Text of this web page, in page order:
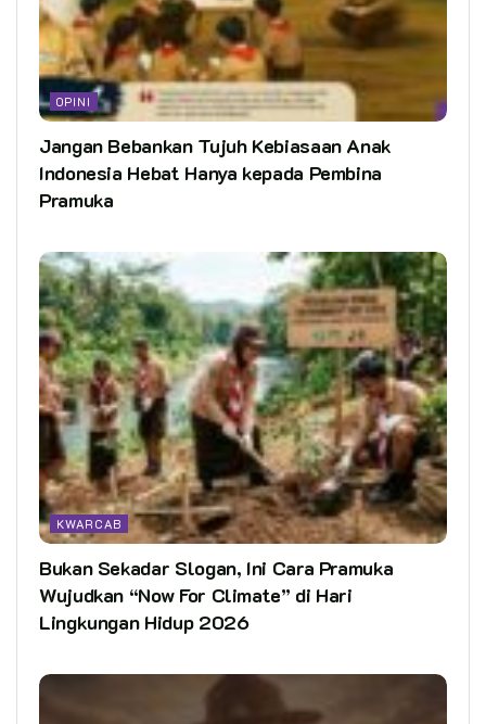
OPINI
Jangan Bebankan Tujuh Kebiasaan Anak
Indonesia Hebat Hanya kepada Pembina
Pramuka
KWARCAB
Bukan Sekadar Slogan, Ini Cara Pramuka
Wujudkan “Now For Climate” di Hari
Lingkungan Hidup 2026